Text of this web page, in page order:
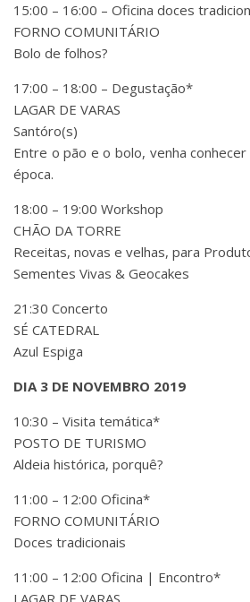
15:00 – 16:00 – Oficina doces
FORNO COMUNITÁRIO
Bolo de folhos?
17:00 – 18:00 – Degustação*
LAGAR DE VARAS
Santóro(s)
Entre o pão e o bolo, venha
época.
18:00 – 19:00 Workshop
CHÃO DA TORRE
Receitas, novas e velhas, para
Sementes Vivas & Geocakes
21:30 Concerto
SÉ CATEDRAL
Azul Espiga
DIA 3 DE NOVEMBRO 2019
10:30 – Visita temática*
POSTO DE TURISMO
Aldeia histórica, porquê?
11:00 – 12:00 Oficina*
FORNO COMUNITÁRIO
Doces tradicionais
11:00 – 12:00 Oficina | Encontro*